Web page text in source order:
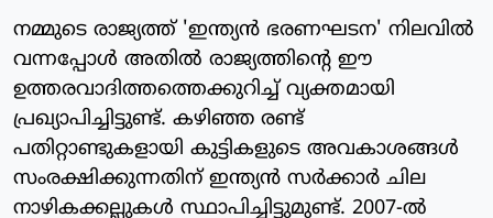
നമ്മുടെ രാജ്യത്ത് 'ഇന്ത്യന്‍ ഭരണഘടന' നിലവില്‍
വന്നപ്പോള്‍ അതില്‍ രാജ്യത്തിന്റെ ഈ
ഉത്തരവാദിത്തത്തെക്കുറിച്ച് വ്യക്തമായി
പ്രഖ്യാപിച്ചിട്ടുണ്ട്. കഴിഞ്ഞ രണ്ട്
പതിറ്റാണ്ടുകളായി കുട്ടികളുടെ അവകാശങ്ങള്‍
സംരക്ഷിക്കുന്നതിന് ഇന്ത്യന്‍ സര്‍ക്കാര്‍ ചില
നാഴികക്കല്ലുകള്‍ സ്ഥാപിച്ചിട്ടുമുണ്ട്. 2007-ല്‍